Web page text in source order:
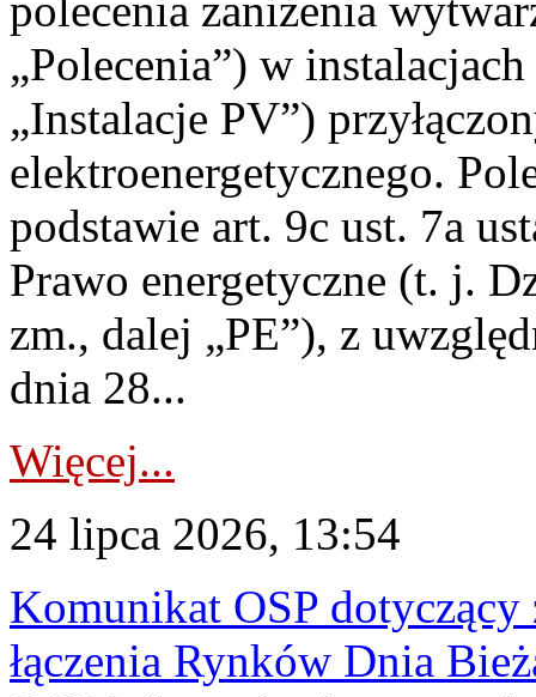
„Polecenia”) w
„Instalacje PV”)
elektroenergetycznego.
podstawie art. 9c ust. 7a
Prawo energetyczne (t. j.
zm., dalej „PE”), z
dnia 28...
Więcej...
24 lipca 2026, 13:54
Komunikat OSP dotyczący
łączenia Rynków Dnia